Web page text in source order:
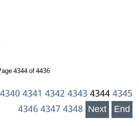
4344 of 4436
4340 4341 4342 4343 4344 4345
4346 4347 4348 Next End